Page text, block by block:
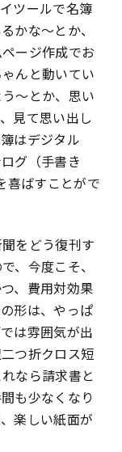
ツールで名簿
かな〜とか、
ージ作成でお
んと動いてい
〜とか、思い
見て思い出し
はデジタル
グ（手書き
喜ばすことがで
をどう復刊す
、今度こそ、
、費用対効果
形は、やっぱ
は雰囲気が出
つ折クロス短
なら請求書と
も少なくなり
楽しい紙面が